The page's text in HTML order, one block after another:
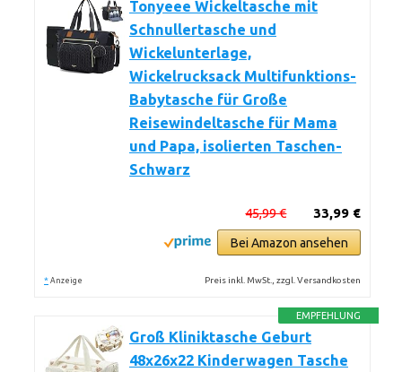
Tonyeee Wickeltasche mit
Schnullertasche und
Wickelunterlage,
Wickelrucksack Multifunktions-
Babytasche für Große
Reisewindeltasche für Mama
und Papa, isolierten Taschen-
Schwarz
33,99 €
45,99 €
Bei Amazon ansehen
* Anzeige Preis inkl. MwSt., zzgl. Versandkosten
EMPFEHLUNG
Groß Kliniktasche Geburt
48x26x22 Kinderwagen Tasche